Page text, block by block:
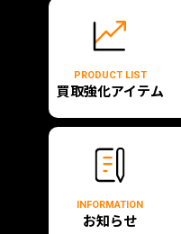
PRODUCT LIST
買取強化アイテム
INFORMATION
お知らせ